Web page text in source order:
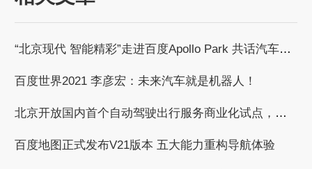
“北京现代 智能精彩”走进百度Apollo Park 共话汽车智能化发展浪潮
百度世界2021 李彦宏：未来汽车就是机器人！
北京开放国内首个自动驾驶出行服务商业化试点，百度获自动驾驶商业化收费试点许可
百度地图正式发布V21版本 五大能力重构导航体验